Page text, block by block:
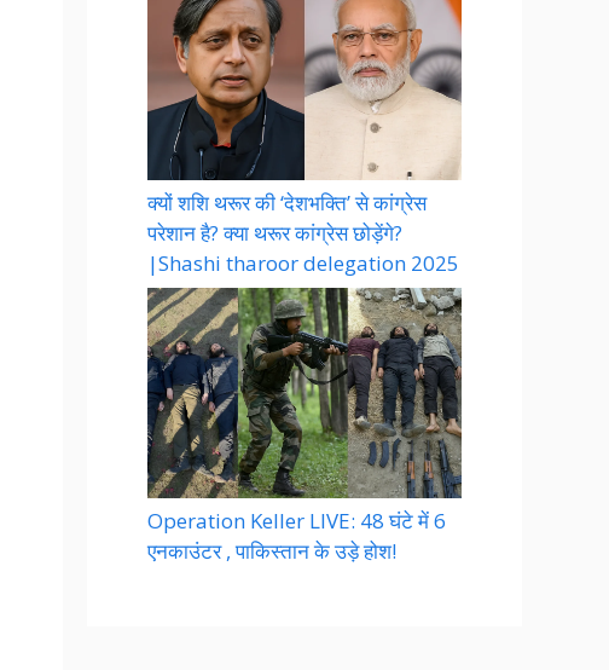
क्यों शशि थरूर की ‘देशभक्ति’ से कांग्रेस
परेशान है? क्या थरूर कांग्रेस छोड़ेंगे?
|Shashi tharoor delegation 2025
Operation Keller LIVE: 48 घंटे में 6
एनकाउंटर , पाकिस्तान के उड़े होश!